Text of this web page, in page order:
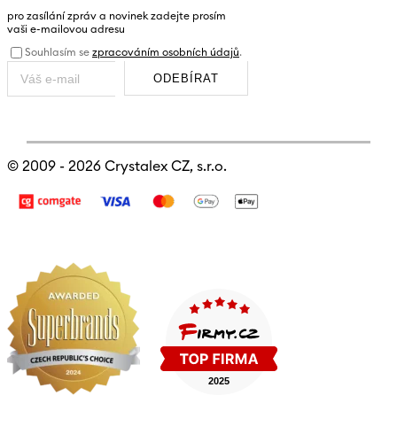
pro zasílání zpráv a novinek zadejte prosím
vaši e-mailovou adresu
Souhlasím se zpracováním osobních údajů.
ODEBÍRAT
© 2009 - 2026 Crystalex CZ, s.r.o.